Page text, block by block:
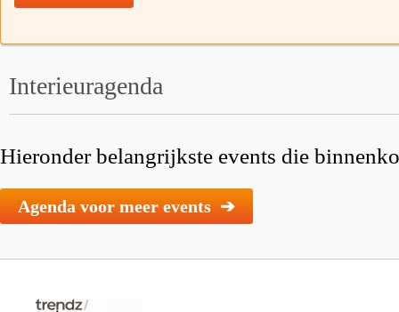
Interieuragenda
Hieronder belangrijkste events die
Agenda voor meer events ➔